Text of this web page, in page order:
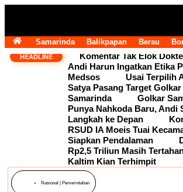
Samarinda Balikpapan Berau
HEADLINE
Komentar Tak Elok
Andi Harun Ingatkan Etika
Medsos
Usai Terpilih
Satya Pasang Target
Samarinda
Golkar
Punya Nahkoda Baru, Andi
Langkah ke Depan
RSUD IA Moeis Tuai
Siapkan Pendalaman
Rp2,5 Triliun Masih
Kaltim Kian Terhimpit
Nasional Pemerintahan